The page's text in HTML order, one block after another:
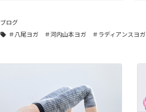
ブログ
＃八尾ヨガ ＃河内山本ヨガ ＃ラディアンスヨガ